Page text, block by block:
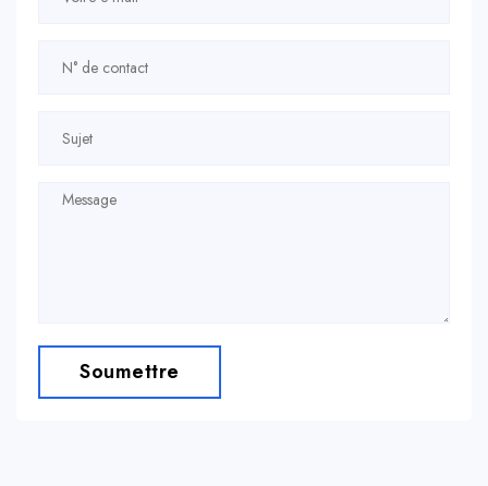
Soumettre